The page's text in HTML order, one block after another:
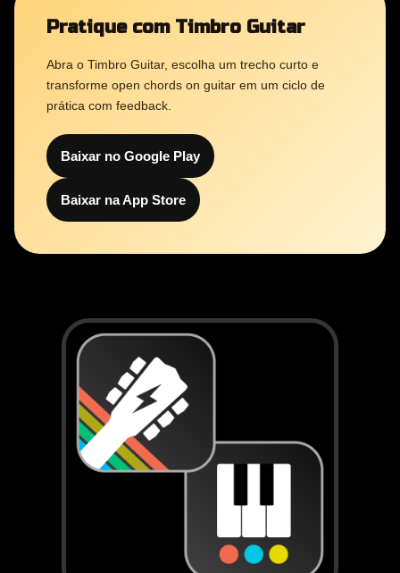
Pratique com Timbro Guitar
Abra o Timbro Guitar, escolha um trecho curto e
transforme open chords on guitar em um ciclo de
prática com feedback.
Baixar no Google Play
Baixar na App Store